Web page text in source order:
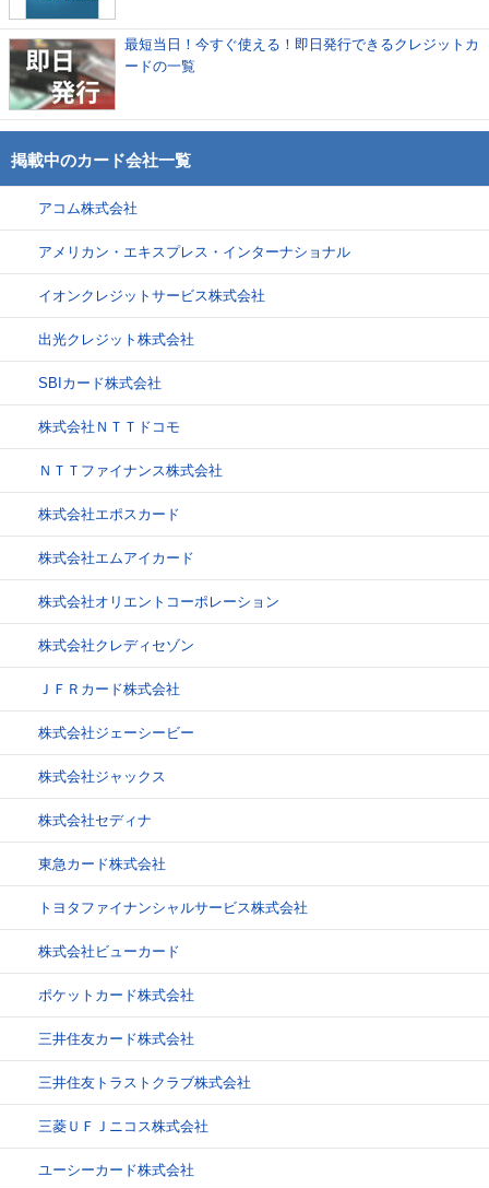
最短当日！今すぐ使える！即日発行できるクレジットカ
ードの一覧
掲載中のカード会社一覧
アコム株式会社
アメリカン・エキスプレス・インターナショナル
イオンクレジットサービス株式会社
出光クレジット株式会社
SBIカード株式会社
株式会社ＮＴＴドコモ
ＮＴＴファイナンス株式会社
株式会社エポスカード
株式会社エムアイカード
株式会社オリエントコーポレーション
株式会社クレディセゾン
ＪＦＲカード株式会社
株式会社ジェーシービー
株式会社ジャックス
株式会社セディナ
東急カード株式会社
トヨタファイナンシャルサービス株式会社
株式会社ビューカード
ポケットカード株式会社
三井住友カード株式会社
三井住友トラストクラブ株式会社
三菱ＵＦＪニコス株式会社
ユーシーカード株式会社